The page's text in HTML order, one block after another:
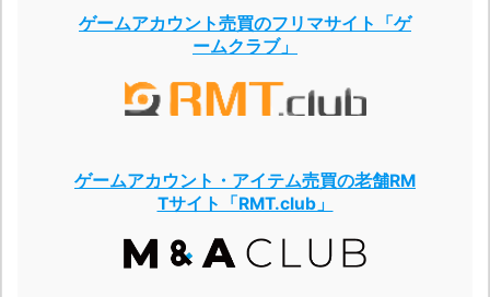
ゲームアカウント売買のフリマサイト「ゲ
ームクラブ」
ゲームアカウント・アイテム売買の老舗RM
Tサイト「RMT.club」